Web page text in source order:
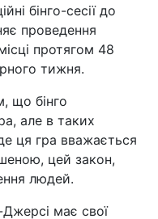
бінго-сесії до
проведення
протягом 48
тижня.
що бінго
але в таких
ця гра вважається
цей закон,
людей.
має свої